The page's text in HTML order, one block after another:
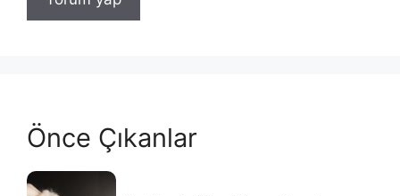
Önce Çıkanlar